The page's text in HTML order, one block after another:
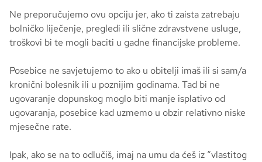
Ne preporučujemo ovu opciju jer, ako ti zaista zatrebaju
bolničko liječenje, pregledi ili slične zdravstvene usluge,
troškovi bi te mogli baciti u gadne financijske probleme.
Posebice ne savjetujemo to ako u obitelji imaš ili si sam/a
kronični bolesnik ili u poznijim godinama. Tad bi ne
ugovaranje dopunskog moglo biti manje isplativo od
ugovaranja, posebice kad uzmemo u obzir relativno niske
mjesečne rate.
Ipak, ako se na to odlučiš, imaj na umu da ćeš iz “vlastitog